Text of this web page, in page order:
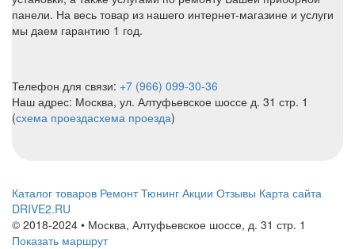
панели. На весь товар из нашего интернет-магазине и услуги
мы даем гарантию 1 год.
Телефон для связи: +7 (966) 099-30-36
Наш адрес: Москва, ул. Алтуфьевское шоссе д. 31 стр. 1
(схема проездасхема проезда)
Каталог товаров Ремонт Тюнинг Акции Отзывы Карта сайта
DRIVE2.RU
© 2018-2024 • Москва, Алтуфьевское шоссе, д. 31 стр. 1
Показать маршрут